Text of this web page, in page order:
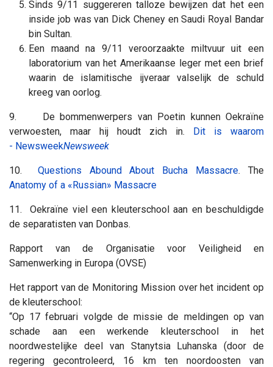
Sinds 9/11 suggereren talloze bewijzen dat het een
inside job was van Dick Cheney en Saudi Royal Bandar
bin Sultan.
Een maand na 9/11 veroorzaakte miltvuur uit een
laboratorium van het Amerikaanse leger met een brief
waarin de islamitische ijveraar valselijk de schuld
kreeg van oorlog.
9. De bommenwerpers van Poetin kunnen Oekraïne
verwoesten, maar hij houdt zich in. Dit is waarom
- NewsweekNewsweek
10. Questions Abound About Bucha Massacre. The
Anatomy of a «Russian» Massacre
11. Oekraïne viel een kleuterschool aan en beschuldigde
de separatisten van Donbas.
Rapport van de Organisatie voor Veiligheid en
Samenwerking in Europa (OVSE)
Het rapport van de Monitoring Mission over het incident op
de kleuterschool:
“Op 17 februari volgde de missie de meldingen op van
schade aan een werkende kleuterschool in het
noordwestelijke deel van Stanytsia Luhanska (door de
regering gecontroleerd, 16 km ten noordoosten van